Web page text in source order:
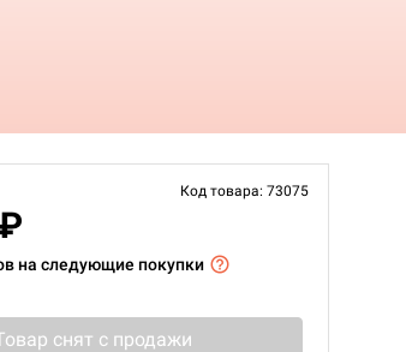
Код товара: 73075
на следующие покупки
снят с продажи